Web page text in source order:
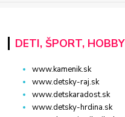
DETI, ŠPORT, HOBBY
www.kamenik.sk
www.detsky-raj.sk
www.detskaradost.sk
www.detsky-hrdina.sk